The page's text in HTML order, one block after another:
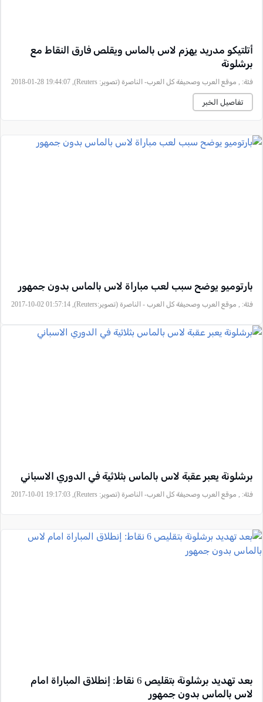
أتلتيكو مدريد يهزم لاس بالماس ويقلص فارق النقاط مع
برشلونة
فئة: , موقع العرب وصحيفة كل العرب- الناصرة (تصوير: Reuters), 2018-01-28 19:44:07
تفاصيل الخبر
بارتوميو يوضح سبب لعب مباراة لاس بالماس بدون جمهور
فئة: , موقع العرب وصحيفة كل العرب - الناصرة (تصوير:Reuters), 2017-10-02 01:57:14
برشلونة يعبر عقبة لاس بالماس بثلاثية في الدوري الاسباني
فئة: , موقع العرب وصحيفة كل العرب- الناصرة (تصوير: Reuters), 2017-10-01 19:17:03
بعد تهديد برشلونة بتقليص 6 نقاط: إنطلاق المباراة امام
لاس بالماس بدون جمهور